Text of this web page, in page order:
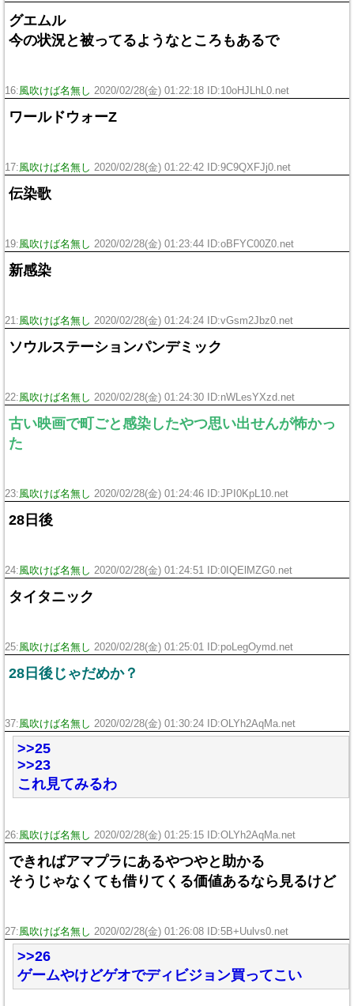
グエムル
今の状況と被ってるようなところもあるで
16:風吹けば名無し 2020/02/28(金) 01:22:18 ID:10oHJLhL0.net
ワールドウォーZ
17:風吹けば名無し 2020/02/28(金) 01:22:42 ID:9C9QXFJj0.net
伝染歌
19:風吹けば名無し 2020/02/28(金) 01:23:44 ID:oBFYC00Z0.net
新感染
21:風吹けば名無し 2020/02/28(金) 01:24:24 ID:vGsm2Jbz0.net
ソウルステーションパンデミック
22:風吹けば名無し 2020/02/28(金) 01:24:30 ID:nWLesYXzd.net
古い映画で町ごと感染したやつ思い出せんが怖かっ
た
23:風吹けば名無し 2020/02/28(金) 01:24:46 ID:JPI0KpL10.net
28日後
24:風吹けば名無し 2020/02/28(金) 01:24:51 ID:0IQElMZG0.net
タイタニック
25:風吹けば名無し 2020/02/28(金) 01:25:01 ID:poLegOymd.net
28日後じゃだめか？
37:風吹けば名無し 2020/02/28(金) 01:30:24 ID:OLYh2AqMa.net
>>25
>>23
これ見てみるわ
26:風吹けば名無し 2020/02/28(金) 01:25:15 ID:OLYh2AqMa.net
できればアマプラにあるやつやと助かる
そうじゃなくても借りてくる価値あるなら見るけど
27:風吹けば名無し 2020/02/28(金) 01:26:08 ID:5B+Uulvs0.net
>>26
ゲームやけどゲオでディビジョン買ってこい